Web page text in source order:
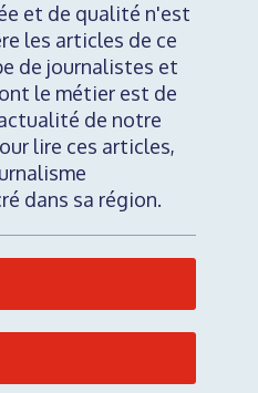
et de qualité n'est
les articles de ce
de journalistes et
le métier est de
de notre
lire ces articles,
dans sa région.